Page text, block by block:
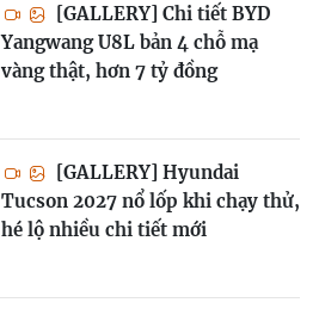
[GALLERY] Chi tiết BYD
Yangwang U8L bản 4 chỗ mạ
vàng thật, hơn 7 tỷ đồng
[GALLERY] Hyundai
Tucson 2027 nổ lốp khi chạy thử,
hé lộ nhiều chi tiết mới